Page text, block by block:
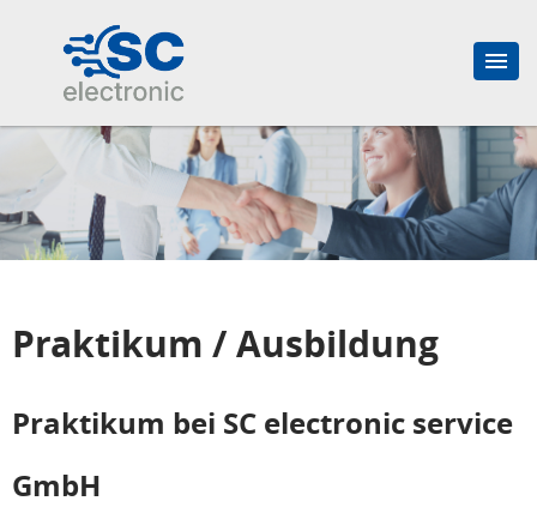
Praktikum / Ausbildung
Praktikum bei SC electronic service
GmbH